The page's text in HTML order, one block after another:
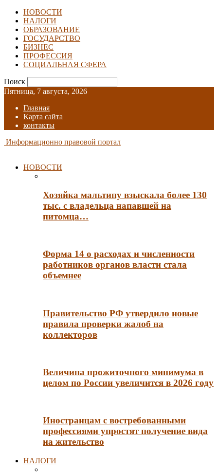
НОВОСТИ
НАЛОГИ
ОБРАЗОВАНИЕ
ГОСУДАРСТВО
БИЗНЕС
ПРОФЕССИЯ
СОЦИАЛЬНАЯ СФЕРА
Поиск
Пятница, 7 августа, 2026
Главная
Карта сайта
контакты
Информационно правовой портал
НОВОСТИ
Хозяйка мальтипу взыскала более 130
тыс. с владельца напавшей на
питомца…
Форма 14 о расходах и численности
работников органов власти стала
объемнее
Правительство РФ утвердило новые
правила проверки жалоб на
коллекторов
Величина прожиточного минимума в
целом по России увеличится в 2026 году
Иностранцам с востребованными
профессиями упростят получение вида
на жительство
НАЛОГИ